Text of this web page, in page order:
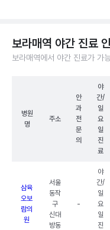
보라매역 야간 진료
보라매역에서 야간 진료가 가
병원
명
주소
안
과
전
문
의
야
간/
일
요
일
진
료
삼육
오보
람의
원
서울
동작
구
신대
방동
-
야
간/
일
요
일
진